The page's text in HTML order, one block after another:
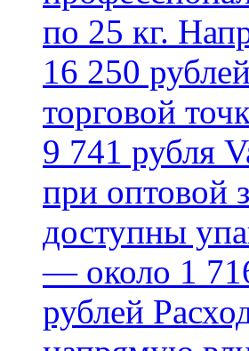
по 25 кг.
16 250
торговой
9 741 рубля
при оптовой
доступны
— около 1
рублей